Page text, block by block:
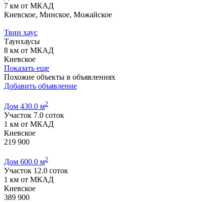
7 км от МКАД
Киевское, Минское, Можайское
Твин хаус
Таунхаусы
8 км от МКАД
Киевское
Показать еще
Похожие объекты в объявлениях
Добавить объявление
Дом 430.0 м2
Участок 7.0 соток
1 км от МКАД
Киевское
219 900
Дом 600.0 м2
Участок 12.0 соток
1 км от МКАД
Киевское
389 900